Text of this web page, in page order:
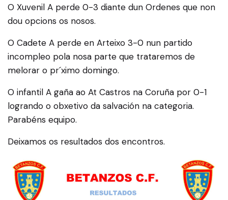
O Xuvenil A perde 0-3 diante dun Ordenes que non
dou opcions os nosos.
O Cadete A perde en Arteixo 3-0 nun partido
incompleo pola nosa parte que trataremos de
melorar o pr´ximo domingo.
O infantil A gaña ao At Castros na Coruña por 0-1
logrando o obxetivo da salvación na categoria.
Parabéns equipo.
Deixamos os resultados dos encontros.